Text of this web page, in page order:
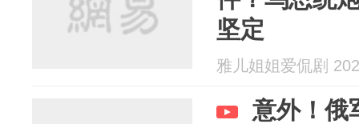
坚定
雅儿姐姐爱侃剧
意外！俄